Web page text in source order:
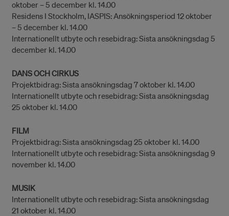
oktober – 5 december kl. 14.00
Residens I Stockholm, IASPIS: Ansökningsperiod 12 oktober
– 5 december kl. 14.00
Internationellt utbyte och resebidrag: Sista ansökningsdag 5
december kl. 14.00
DANS OCH CIRKUS
Projektbidrag: Sista ansökningsdag 7 oktober kl. 14.00
Internationellt utbyte och resebidrag: Sista ansökningsdag
25 oktober kl. 14.00
FILM
Projektbidrag: Sista ansökningsdag 25 oktober kl. 14.00
Internationellt utbyte och resebidrag: Sista ansökningsdag 9
november kl. 14.00
MUSIK
Internationellt utbyte och resebidrag: Sista ansökningsdag
21 oktober kl. 14.00